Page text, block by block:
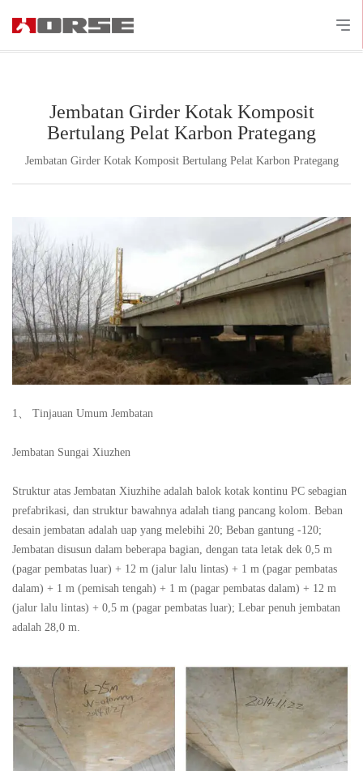
Jembatan Girder Kotak Komposit
Bertulang Pelat Karbon Prategang
Jembatan Girder Kotak Komposit Bertulang Pelat Karbon Prategang
1、 Tinjauan Umum Jembatan
Jembatan Sungai Xiuzhen
Struktur atas Jembatan Xiuzhihe adalah balok kotak kontinu PC sebagian
prefabrikasi, dan struktur bawahnya adalah tiang pancang kolom. Beban
desain jembatan adalah uap yang melebihi 20; Beban gantung -120;
Jembatan disusun dalam beberapa bagian, dengan tata letak dek 0,5 m
(pagar pembatas luar) + 12 m (jalur lalu lintas) + 1 m (pagar pembatas
dalam) + 1 m (pemisah tengah) + 1 m (pagar pembatas dalam) + 12 m
(jalur lalu lintas) + 0,5 m (pagar pembatas luar); Lebar penuh jembatan
adalah 28,0 m.